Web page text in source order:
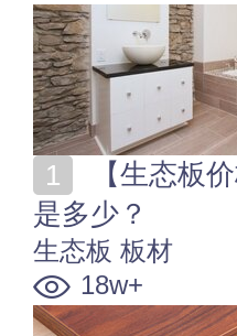
是多少？
生态板 板材
18w+